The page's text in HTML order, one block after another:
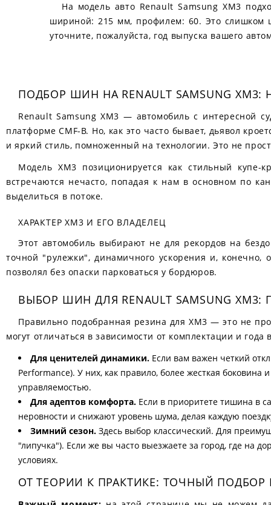
На модель авто Renault Samsung XM3
шириной: 215 мм, профилем: 60. Это слишком
уточните, пожалуйста, год выпуска вашего
ПОДБОР ШИН НА RENAULT SAMSUNG
Renault Samsung XM3 — автомобиль с интересной
платформе CMF-B. Но, как это часто бывает, дьявол
и яркий стиль, помноженный на технологии. Это не
Модель XM3 позиционируется как стильный
встречаются нечасто, попадая к нам в основном по
выделиться в потоке.
ХАРАКТЕР XM3 И ЕГО ВЛАДЕЛЕЦ
Этот автомобиль выбирают не для рекордов на
точной "рулежки", динамичного ускорения и, конечно,
позволял без опаски парковаться у бордюров.
ВЫБОР ШИН ДЛЯ RENAULT SAMSUNG
Правильно подобранная резина для XM3 — это не
могут отличаться в зависимости от комплектации и
Для ценителей динамики. Если вам важен четкий
Performance). У них, как правило, более жесткая
управляемостью.
Для адептов комфорта. Если в приоритете тишина в
неровности и снижают уровень шума, делая каждую
Зимний сезон. Здесь выбор классический. Для
"липучка"). Если же вы часто выезжаете за город, где на
условиях.
ОТ ТЕОРИИ К ПРАКТИКЕ: ТОЧНЫЙ ПОДБОР